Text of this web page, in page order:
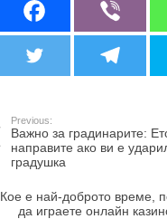
Previous:
Важно за градинарите:
направите ако ви е
градушка
Кое е най-доброто време,
да играете онлайн